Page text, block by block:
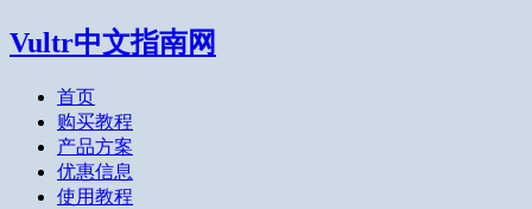
Vultr中文指南网
首页
购买教程
产品方案
优惠信息
使用教程